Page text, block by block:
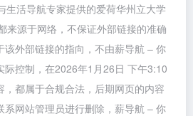
生活导航专家提供的爱荷华州立大学
来源于网络，不保证外部链接的准确
该外部链接的指向，不由薪导航 – 你
际控制，在2026年1月26日 下午3:10
都属于合规合法，后期网页的内容
系网站管理员进行删除，薪导航 – 你